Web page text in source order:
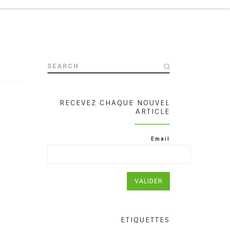
SEARCH
RECEVEZ CHAQUE NOUVEL
ARTICLE
Email
ETIQUETTES